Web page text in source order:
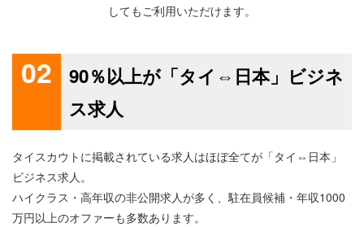
してもご利用いただけます。
02
90％以上が「タイ⇔日本」ビジネ
ス求人
タイスカウトに掲載されている求人はほぼ全てが「タイ⇔日本」
ビジネス求人。
ハイクラス・高年収の非公開求人が多く、駐在員候補・年収1000
万円以上のオファーも多数あります。